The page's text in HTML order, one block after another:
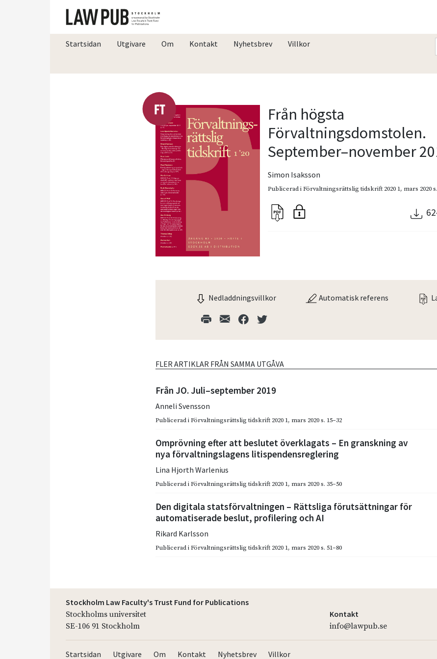
Startsidan Utgivare Om Kontakt Nyhetsbrev Villkor
Från högsta
Förvaltningsdomstolen.
September–november
Simon Isaksson
Publicerad iFörvaltningsrättslig tidskrift 2020 1, mars 2020
Nedladdningsvillkor Automatisk referens
FLER ARTIKLAR FRÅN SAMMA UTGÅVA
Från JO. Juli–september 2019
Anneli Svensson
Publicerad iFörvaltningsrättslig tidskrift 2020 1, mars 2020 s. 15–32
Omprövning efter att beslutet överklagats – En granskning av
nya förvaltningslagens litispendensreglering
Lina Hjorth Warlenius
Publicerad iFörvaltningsrättslig tidskrift 2020 1, mars 2020 s. 35–50
Den digitala statsförvaltningen – Rättsliga förutsättningar för
automatiserade beslut, profilering och AI
Rikard Karlsson
Publicerad iFörvaltningsrättslig tidskrift 2020 1, mars 2020 s. 51–80
Stockholm Law Faculty's Trust Fund for Publications
Stockholms universitet
SE-106 91 Stockholm
Kontakt
info@lawpub.se
Startsidan Utgivare Om Kontakt Nyhetsbrev Villkor